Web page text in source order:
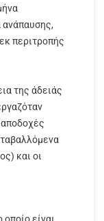
ανάπαυσης,
περιτροπής
της άδειάς
και οι
είναι